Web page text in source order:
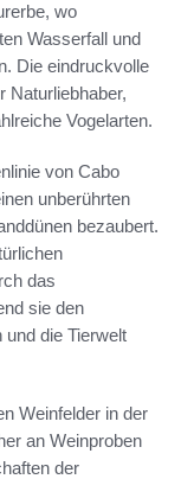
wo
Wasserfall und
Die eindruckvolle
Naturliebhaber,
Vogelarten.
von Cabo
unberührten
bezaubert.
das
sie den
die Tierwelt
Weinfelder in der
an Weinproben
der